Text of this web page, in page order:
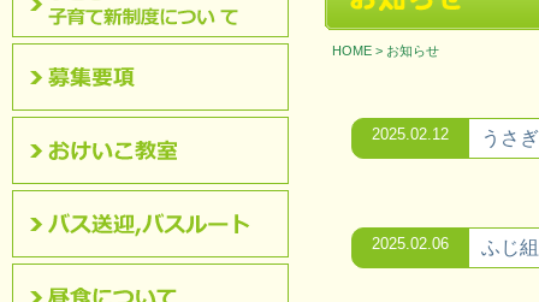
HOME> お知らせ
2025.02.12 うさ
2025.02.06 ふじ
認定こども園について
募集要項
おけいこ教室
バス送迎,バスルート